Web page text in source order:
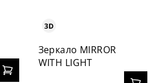
Зеркало MIRROR
WITH LIGHT